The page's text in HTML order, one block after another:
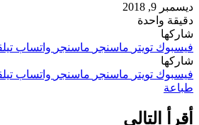
ديسمبر 9, 2018
دقيقة واحدة
شاركها
فيسبوك تويتر ماسنجر ماسنجر واتساب
شاركها
فيسبوك تويتر ماسنجر ماسنجر واتساب
طباعة
أقرأ التالي